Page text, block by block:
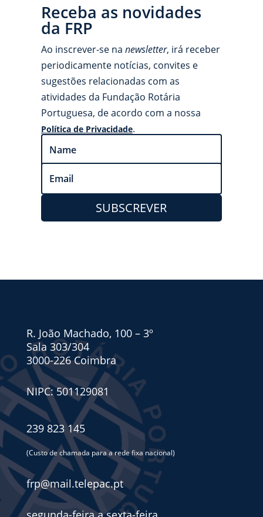
Receba as novidades
da FRP
Ao inscrever-se na newsletter, irá receber
periodicamente notícias, convites e
sugestões relacionadas com as
atividades da Fundação Rotária
Portuguesa, de acordo com a nossa
Política de Privacidade.
SUBSCREVER
R. João Machado, 100 – 3º
Sala 303/304
3000-226 Coimbra
NIPC: 501129081
239 823 145
(Custo de chamada para a rede fixa nacional)
frp@mail.telepac.pt